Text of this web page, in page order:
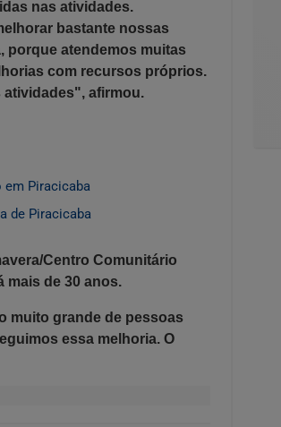
nas atividades.
bastante nossas
porque atendemos muitas
com recursos próprios.
atividades", afirmou.
em Piracicaba
de Piracicaba
Centro Comunitário
mais de 30 anos.
muito grande de pessoas
essa melhoria. O